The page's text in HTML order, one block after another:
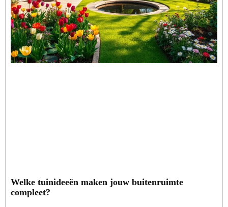
Welke tuinideeën maken jouw buitenruimte
compleet?